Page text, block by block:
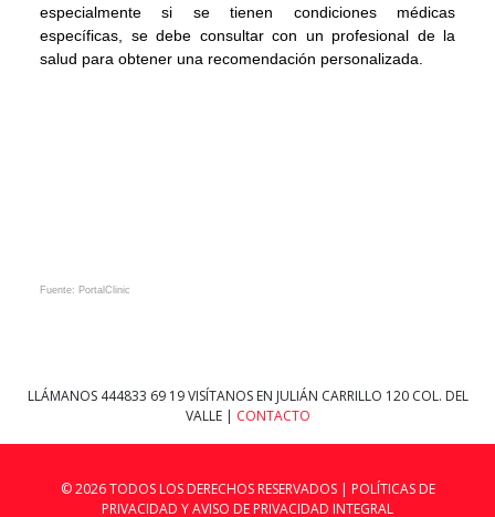
especialmente si se tienen condiciones médicas
específicas, se debe consultar con un profesional de la
salud para obtener una recomendación personalizada.
Fuente: PortalClinic
LLÁMANOS 444833 69 19VISÍTANOS EN JULIÁN CARRILLO 120 COL. DEL
VALLE | CONTACTO
© 2026 TODOS LOS DERECHOS RESERVADOS | POLÍTICAS DE
PRIVACIDAD Y AVISO DE PRIVACIDAD INTEGRAL